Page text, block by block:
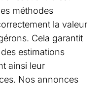
méthodes
la valeur
Cela garantit
estimations
ainsi leur
Nos annonces